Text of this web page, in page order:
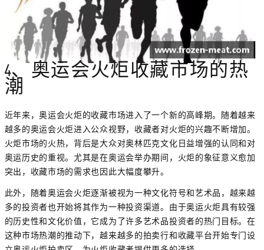
4、奥运会火炬收藏市场的热
潮
近年来，奥运会火炬的收藏市场进入了一个新的高峰期。随着越来
越多的奥运会火炬进入公众视野，收藏者对火炬的兴趣不断增加。
火炬市场的火热，背后是大众对奥林匹克文化日益增强的认同和对
奥运历史的重视。尤其是在奥运会举办期间，火炬的象征意义愈加
突出，收藏市场的需求也因此大幅度攀升。
此外，随着奥运会火炬逐渐被视为一种文化符号和艺术品，越来越
多的投资者也开始将其作为一种投资渠道。由于奥运火炬具有较强
的历史性和文化价值，它成为了许多艺术品投资者的热门目标。在
这种市场热潮的推动下，越来越多的拍卖行和收藏平台开始专门设